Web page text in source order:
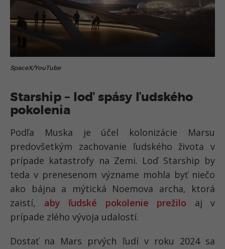
SpaceX/YouTube
Starship – loď spásy ľudského
pokolenia
Podľa Muska je účel kolonizácie Marsu
predovšetkým zachovanie ľudského života v
prípade katastrofy na Zemi. Loď Starship by
teda v prenesenom význame mohla byť niečo
ako bájna a mýtická Noemova archa, ktorá
zaistí, aby ľudské pokolenie prežilo aj v
prípade zlého vývoja udalostí.
Dostať na Mars prvých ľudí v roku 2024 sa